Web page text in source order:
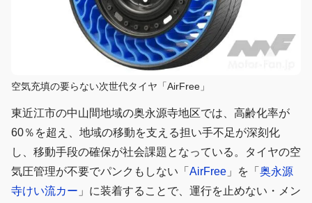
空気充填の要らない次世代タイヤ「AirFree」
東近江市の中山間地域の奥永源寺地区では、高齢化率が
60％を超え、地域の移動を支える担い手不足が深刻化
し、移動手段の確保が社会課題となっている。タイヤの空
気圧管理が不要でパンクもしない「 AirFree 」を「 奥永源
寺けい流カー 」に装着することで、運行を止めない・メン